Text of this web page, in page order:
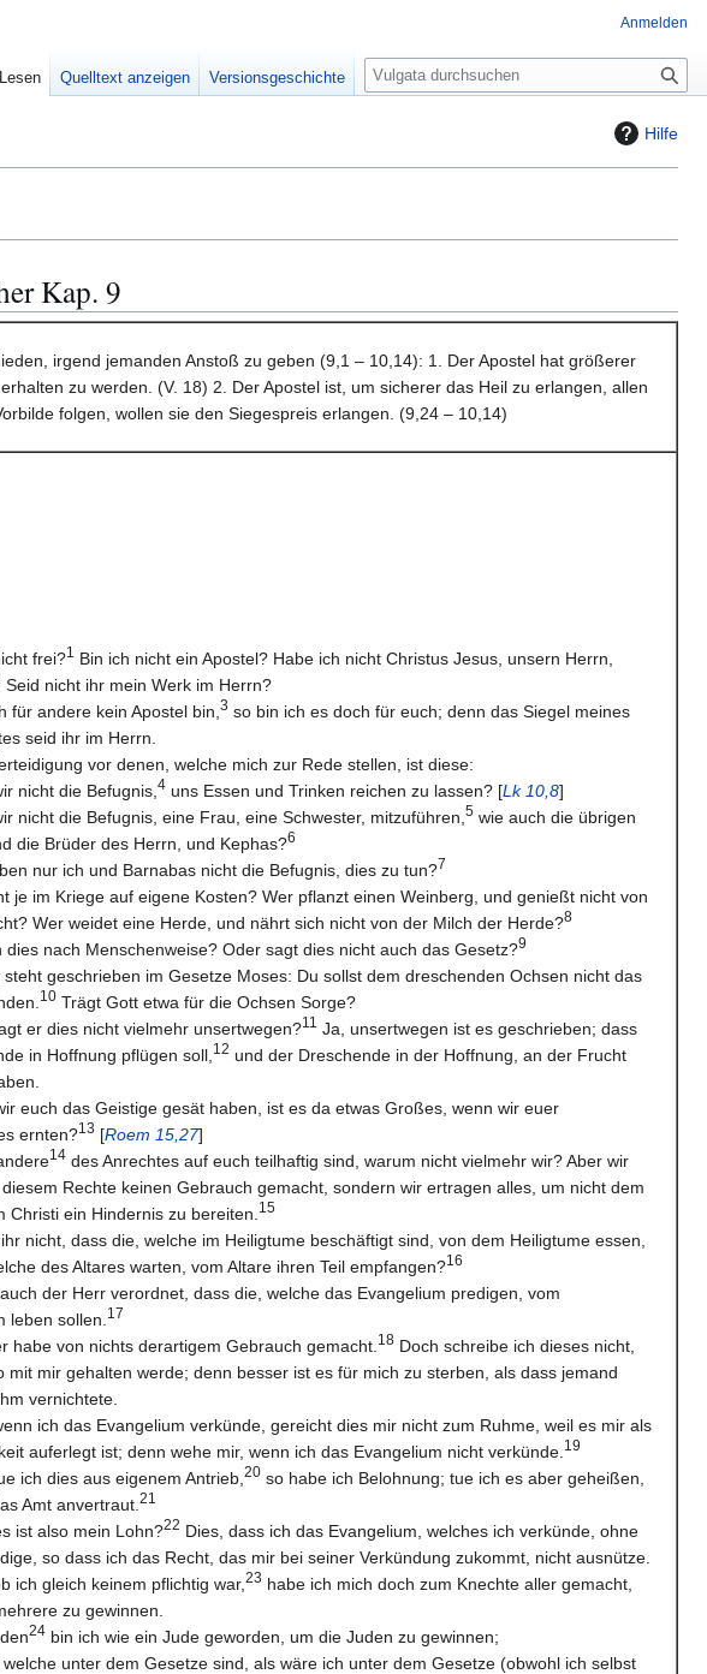
Hilfe
Kap. 9
irgend jemanden Anstoß zu geben (9,1 – 10,14): 1. Der Apostel hat größerer
zu werden. (V. 18) 2. Der Apostel ist, um sicherer das Heil zu erlangen, allen
folgen, wollen sie den Siegespreis erlangen. (9,24 – 10,14)
frei?1
Bin ich nicht ein Apostel? Habe ich nicht Christus Jesus, unsern Herrn,
Seid nicht ihr mein Werk im Herrn?
für andere kein Apostel bin, 3 so bin ich es doch für euch; denn das Siegel meines
seid ihr im Herrn.
vor denen, welche mich zur Rede stellen, ist diese:
nicht die Befugnis, 4 uns Essen und Trinken reichen zu lassen? [Lk 10,8]
nicht die Befugnis, eine Frau, eine Schwester, mitzuführen, 5 wie auch die übrigen
die Brüder des Herrn, und Kephas?6
nur ich und Barnabas nicht die Befugnis, dies zu tun?7
je im Kriege auf eigene Kosten? Wer pflanzt einen Weinberg, und genießt nicht von
Wer weidet eine Herde, und nährt sich nicht von der Milch der Herde?8
dies nach Menschenweise? Oder sagt dies nicht auch das Gesetz?9
geschrieben im Gesetze Moses: Du sollst dem dreschenden Ochsen nicht das
10 Trägt Gott etwa für die Ochsen Sorge?
er dies nicht vielmehr unsertwegen?11 Ja, unsertwegen ist es geschrieben; dass
in Hoffnung pflügen soll, 12 und der Dreschende in der Hoffnung, an der Frucht
euch das Geistige gesät haben, ist es da etwas Großes, wenn wir euer
ernten?13 [Roem 15,27]
14 des Anrechtes auf euch teilhaftig sind, warum nicht vielmehr wir? Aber wir
Rechte keinen Gebrauch gemacht, sondern wir ertragen alles, um nicht dem
Christi ein Hindernis zu bereiten. 15
nicht, dass die, welche im Heiligtume beschäftigt sind, von dem Heiligtume essen,
des Altares warten, vom Altare ihren Teil empfangen?16
der Herr verordnet, dass die, welche das Evangelium predigen, vom
leben sollen. 17
habe von nichts derartigem Gebrauch gemacht. 18 Doch schreibe ich dieses nicht,
mit mir gehalten werde; denn besser ist es für mich zu sterben, als dass jemand
vernichtete.
ich das Evangelium verkünde, gereicht dies mir nicht zum Ruhme, weil es mir als
auferlegt ist; denn wehe mir, wenn ich das Evangelium nicht verkünde. 19
ich dies aus eigenem Antrieb, 20 so habe ich Belohnung; tue ich es aber geheißen,
Amt anvertraut. 21
ist also mein Lohn?22 Dies, dass ich das Evangelium, welches ich verkünde, ohne
so dass ich das Recht, das mir bei seiner Verkündung zukommt, nicht ausnütze.
ich gleich keinem pflichtig war, 23 habe ich mich doch zum Knechte aller gemacht,
zu gewinnen.
24 bin ich wie ein Jude geworden, um die Juden zu gewinnen;
unter dem Gesetze sind, als wäre ich unter dem Gesetze (obwohl ich selbst
Anmelden
Lesen Quelltext anzeigen Versionsgeschichte
S
u
e